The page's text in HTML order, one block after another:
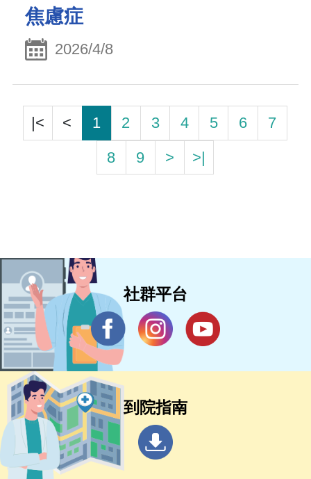
焦慮症
2026/4/8
|< < 1 2 3 4 5 6
7
8
9 > >|
社群平台
到院指南